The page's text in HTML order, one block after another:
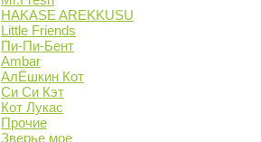
HAKASE AREKKUSU
Little Friends
Пи-Пи-Бент
Ambar
АлЁшкин Кот
Си Си Кэт
Кот Лукас
Прочие
Зверье мое